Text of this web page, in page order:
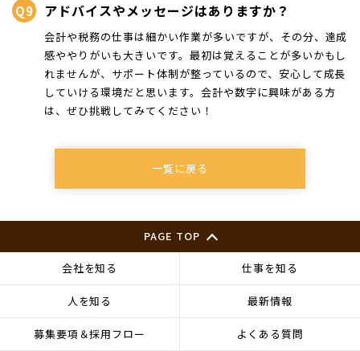
アドバイスやメッセージはありますか？
会計や税務の仕事は細かい作業が多いですが、その分、達成
感ややりがいも大きいです。最初は覚えることが多いかもし
れませんが、サポート体制が整っているので、安心して成長
していける環境だと思います。会計や数字に興味がある方
は、ぜひ挑戦してみてください！
一覧に戻る
PAGE TOP
会社を知る 仕事を知る
人を知る 最新情報
募集要項＆採用フロー よくある質問